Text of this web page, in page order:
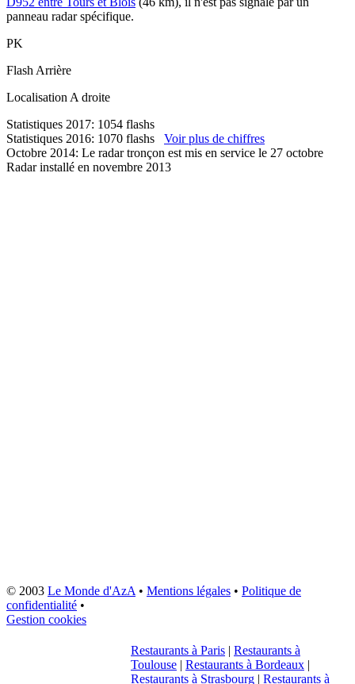
panneau radar spécifique.
PK
Flash Arrière
Localisation A droite
Statistiques 2017: 1054 flashs
Statistiques 2016: 1070 flashs Voir plus de chiffres
Octobre 2014: Le radar tronçon est mis en service le 27 octobre
Radar installé en novembre 2013
© 2003 Le Monde d'AzA • Mentions légales • Politique de
confidentialité •
Gestion cookies
Restaurants à Paris | Restaurants à
Toulouse | Restaurants à Bordeaux |
Restaurants à Strasbourg | Restaurants à